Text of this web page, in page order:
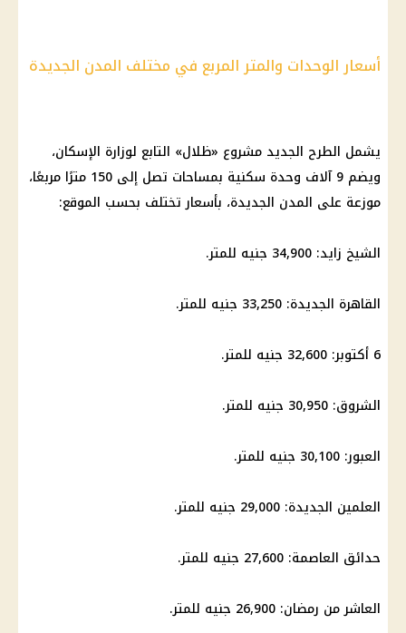
أسعار الوحدات والمتر المربع في مختلف المدن الجديدة
يشمل الطرح الجديد مشروع «ظلال» التابع لوزارة الإسكان،
ويضم 9 آلاف وحدة سكنية بمساحات تصل إلى 150 مترًا مربعًا،
موزعة على المدن الجديدة، بأسعار تختلف بحسب الموقع:
الشيخ زايد: 34,900 جنيه للمتر.
القاهرة الجديدة: 33,250 جنيه للمتر.
6 أكتوبر: 32,600 جنيه للمتر.
الشروق: 30,950 جنيه للمتر.
العبور: 30,100 جنيه للمتر.
العلمين الجديدة: 29,000 جنيه للمتر.
حدائق العاصمة: 27,600 جنيه للمتر.
العاشر من رمضان: 26,900 جنيه للمتر.